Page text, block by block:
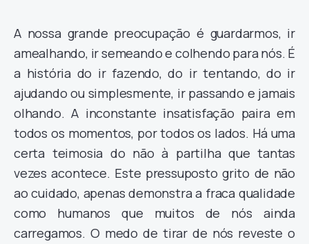
A nossa grande preocupação é guardarmos, ir
amealhando, ir semeando e colhendo para nós. É
a história do ir fazendo, do ir tentando, do ir
ajudando ou simplesmente, ir passando e jamais
olhando. A inconstante insatisfação paira em
todos os momentos, por todos os lados. Há uma
certa teimosia do não à partilha que tantas
vezes acontece. Este pressuposto grito de não
ao cuidado, apenas demonstra a fraca qualidade
como humanos que muitos de nós ainda
carregamos. O medo de tirar de nós reveste o